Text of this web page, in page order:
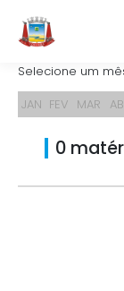
Selecione um
JAN FEV MAR
0